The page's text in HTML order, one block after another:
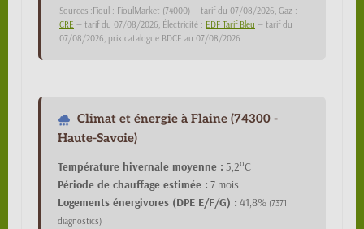
Sources :Fioul : FioulMarket (74000) — tarif du 07/08/2026, Gaz :
CRE — tarif du 07/08/2026, Électricité : EDF Tarif Bleu — tarif du
07/08/2026, prix catalogue BDCE au 07/08/2026
Climat et énergie à Flaine (74300 -
Haute-Savoie)
Température hivernale moyenne : 5,2°C
Période de chauffage estimée : 7 mois
Logements énergivores (DPE E/F/G) : 41,8% (7371
diagnostics)